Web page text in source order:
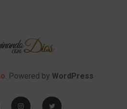
. Powered by WordPress